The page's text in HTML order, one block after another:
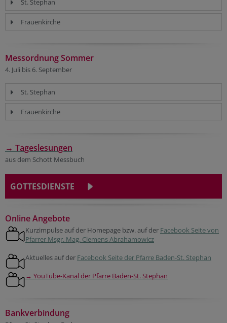
St. Stephan
Frauenkirche
Messordnung Sommer
4. Juli bis 6. September
St. Stephan
Frauenkirche
→ Tageslesungen
aus dem Schott Messbuch
GOTTESDIENSTE
Online Angebote
Kurzimpulse auf der Homepage bzw. auf der Facebook Seite von
Pfarrer Msgr. Mag. Clemens Abrahamowicz
Aktuelles auf der Facebook Seite der Pfarre Baden-St. Stephan
→ YouTube-Kanal der Pfarre Baden-St. Stephan
Bankverbindung